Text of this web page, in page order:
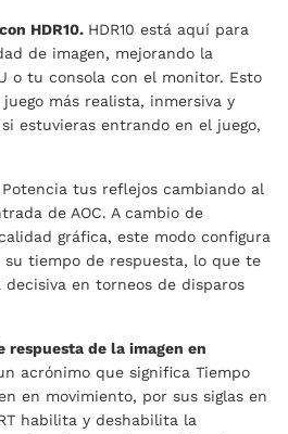
HDR10. HDR10 está aquí para
de imagen, mejorando la
o tu consola con el monitor. Esto
más realista, inmersiva y
estuvieras entrando en el juego,
Potencia tus reflejos cambiando al
de AOC. A cambio de
gráfica, este modo configura
tiempo de respuesta, lo que te
en torneos de disparos
respuesta de la imagen en
acrónimo que significa Tiempo
en movimiento, por sus siglas en
habilita y deshabilita la